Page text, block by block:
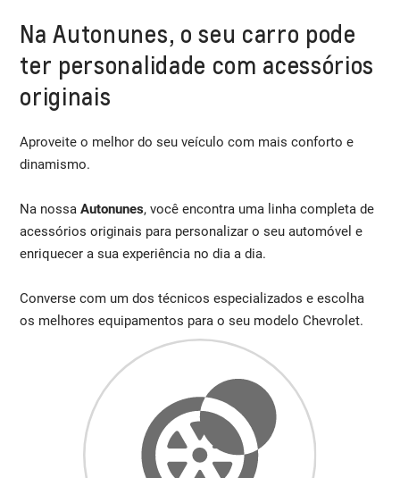
Na Autonunes, o seu carro pode
ter personalidade com acessórios
originais
Aproveite o melhor do seu veículo com mais conforto e
dinamismo.
Na nossaAutonunes, você encontra uma linha completa de
acessórios originais para personalizar o seu automóvel e
enriquecer a sua experiência no dia a dia.
Converse com um dos técnicos especializados e escolha
os melhores equipamentos para o seu modelo Chevrolet.